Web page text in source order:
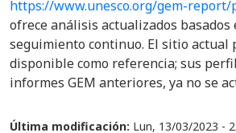
https://www.unesco.org/gem-report/
ofrece análisis actualizados basados
seguimiento continuo. El sitio actual
disponible como referencia; sus
informes GEM anteriores, ya no se
Última modificación: Lun, 13/03/2023 -